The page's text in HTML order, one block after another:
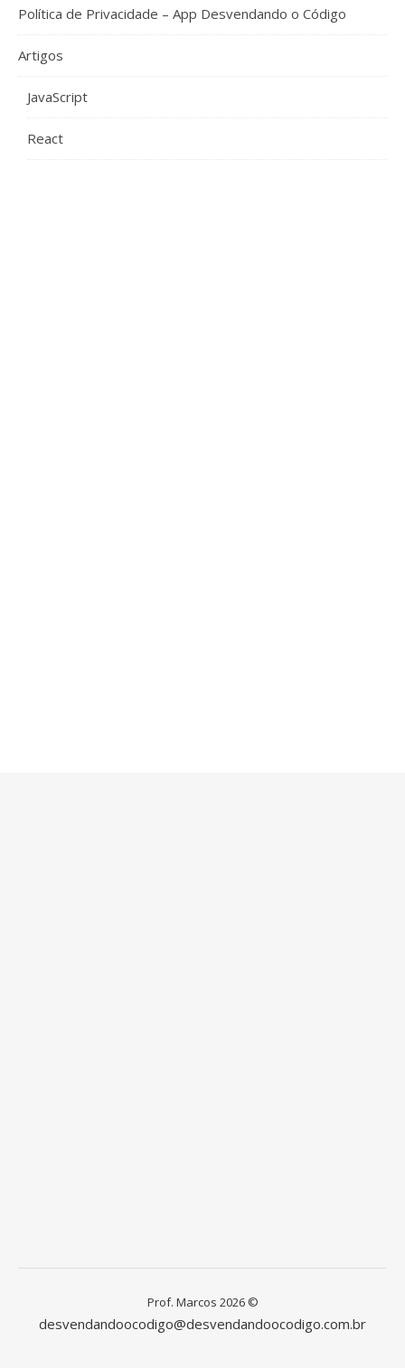
Política de Privacidade – App Desvendando o Código
Artigos
JavaScript
React
Prof. Marcos 2026 ©
desvendandoocodigo@desvendandoocodigo.com.br